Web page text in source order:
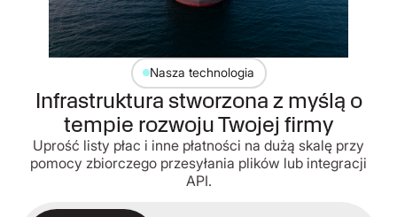
Nasza technologia
Infrastruktura stworzona z myślą o
tempie rozwoju Twojej firmy
Uprość listy płac i inne płatności na dużą skalę przy
pomocy zbiorczego przesyłania plików lub integracji
API.